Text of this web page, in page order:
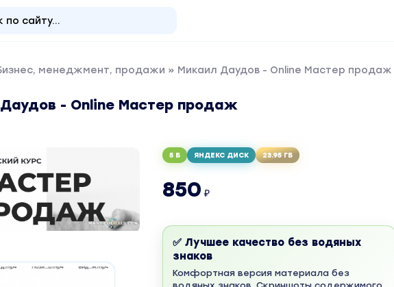
менеджмент, продажи » Микаил Даудов - Online Мастер продаж
- Online Мастер продаж
5 Б ЯНДЕКС ДИСК 23.95 ГБ
850 ₽
✅ Лучшее качество без водяных
знаков
Комфортная версия материала без